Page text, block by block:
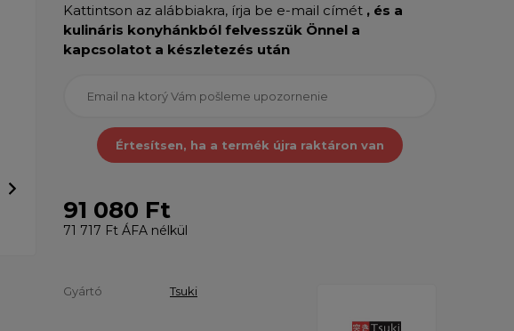
Kattintson az alábbiakra, írja be e-mail címét , és a
kulináris konyhánkból felvesszük Önnel a
kapcsolatot a készletezés után
Értesítsen, ha a termék újra raktáron van
91 080 Ft
71 717 Ft ÁFA nélkül
Gyártó Tsuki